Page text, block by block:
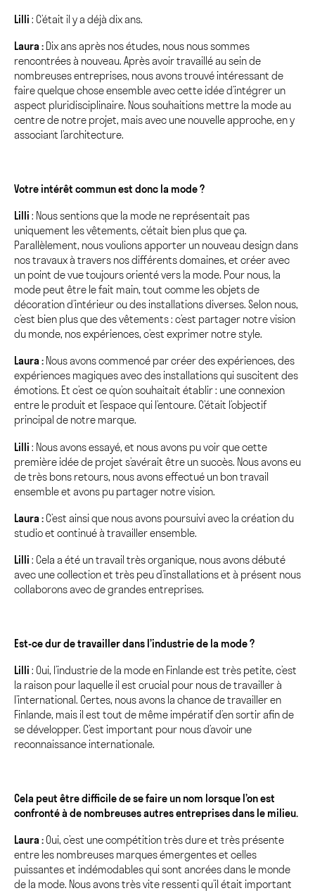
Lilli : C’était il y a déjà dix ans.
Laura : Dix ans après nos études, nous nous sommes
rencontrées à nouveau. Après avoir travaillé au sein de
nombreuses entreprises, nous avons trouvé intéressant de
faire quelque chose ensemble avec cette idée d’intégrer un
aspect pluridisciplinaire. Nous souhaitions mettre la mode au
centre de notre projet, mais avec une nouvelle approche, en y
associant l’architecture.
Votre intérêt commun est donc la mode ?
Lilli : Nous sentions que la mode ne représentait pas
uniquement les vêtements, c’était bien plus que ça.
Parallèlement, nous voulions apporter un nouveau design dans
nos travaux à travers nos différents domaines, et créer avec
un point de vue toujours orienté vers la mode. Pour nous, la
mode peut être le fait main, tout comme les objets de
décoration d’intérieur ou des installations diverses. Selon nous,
c’est bien plus que des vêtements : c’est partager notre vision
du monde, nos expériences, c’est exprimer notre style.
Laura : Nous avons commencé par créer des expériences, des
expériences magiques avec des installations qui suscitent des
émotions. Et c’est ce qu’on souhaitait établir : une connexion
entre le produit et l’espace qui l’entoure. C’était l’objectif
principal de notre marque.
Lilli : Nous avons essayé, et nous avons pu voir que cette
première idée de projet s’avérait être un succès. Nous avons eu
de très bons retours, nous avons effectué un bon travail
ensemble et avons pu partager notre vision.
Laura : C’est ainsi que nous avons poursuivi avec la création du
studio et continué à travailler ensemble.
Lilli : Cela a été un travail très organique, nous avons débuté
avec une collection et très peu d’installations et à présent nous
collaborons avec de grandes entreprises.
Est-ce dur de travailler dans l’industrie de la mode ?
Lilli : Oui, l’industrie de la mode en Finlande est très petite, c’est
la raison pour laquelle il est crucial pour nous de travailler à
l’international. Certes, nous avons la chance de travailler en
Finlande, mais il est tout de même impératif d’en sortir afin de
se développer. C’est important pour nous d’avoir une
reconnaissance internationale.
Cela peut être difficile de se faire un nom lorsque l’on est
confronté à de nombreuses autres entreprises dans le milieu.
Laura : Oui, c’est une compétition très dure et très présente
entre les nombreuses marques émergentes et celles
puissantes et indémodables qui sont ancrées dans le monde
de la mode. Nous avons très vite ressenti qu’il était important